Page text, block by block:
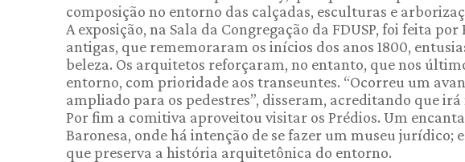
composição no entorno das calçadas, esculturas e
A exposição, na Sala da Congregação da FDUSP, foi feita
antigas, que rememoraram os inícios dos anos 1800,
beleza. Os arquitetos reforçaram, no entanto, que nos
entorno, com prioridade aos transeuntes. “Ocorreu um
ampliado para os pedestres”, disseram, acreditando que
Por fim a comitiva aproveitou visitar os Prédios. Um
Baronesa, onde há intenção de se fazer um museu
que preserva a história arquitetônica do entorno.